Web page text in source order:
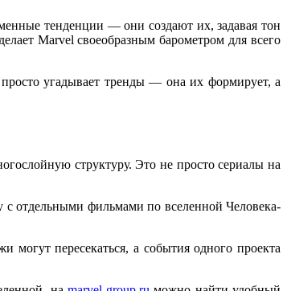
тенденции — они создают их, задавая тон
Marvel своеобразным барометром для всего
угадывает тренды — она их формирует, а
структуру. Это не просто сериалы на
с отдельными фильмами по вселенной Человека-
пересекаться, а события одного проекта